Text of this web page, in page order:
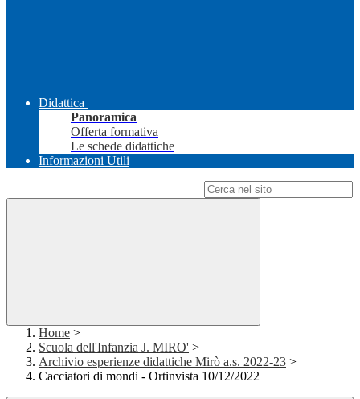
Didattica
Panoramica
Offerta formativa
Le schede didattiche
Informazioni Utili
Home >
Scuola dell'Infanzia J. MIRO' >
Archivio esperienze didattiche Mirò a.s. 2022-23 >
Cacciatori di mondi - Ortinvista 10/12/2022